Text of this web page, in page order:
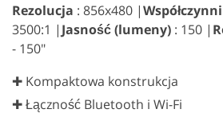
Rezolucja : 856x480 |
3500:1 | Jasność (lumeny) : 150 |
- 150"
✚ Kompaktowa konstrukcja
✚ Łączność Bluetooth i Wi-Fi